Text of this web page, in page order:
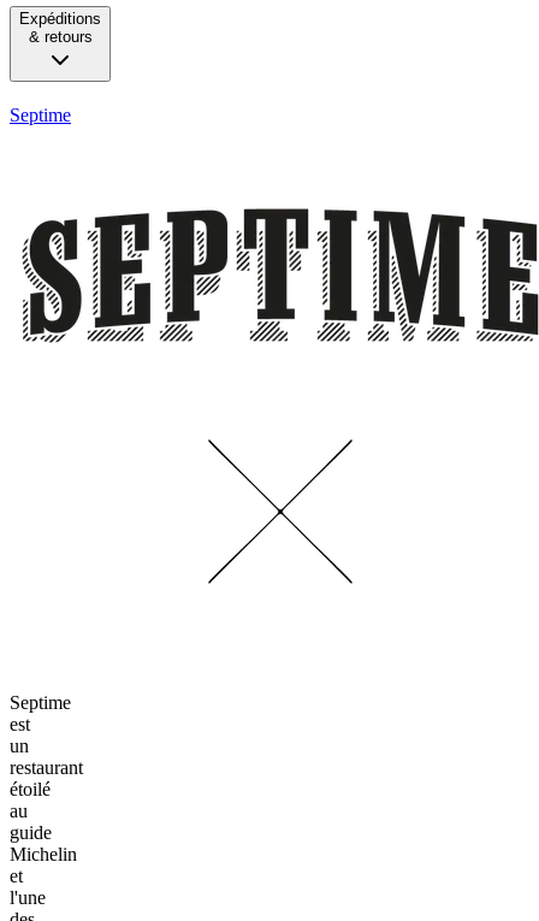
Expéditions
& retours
Septime
Septime
est
un
restaurant
étoilé
au
guide
Michelin
et
l'une